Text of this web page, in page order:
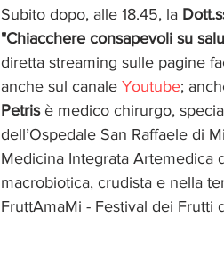
Subito dopo, alle 18.45, la
"Chiacchere consapevoli su
diretta streaming sulle pagine
anche sul canale Youtube;
Petris è medico chirurgo,
dell’Ospedale San Raffaele di
Medicina Integrata Artemedica
macrobiotica, crudista e nella
FruttAmaMi - Festival dei Frutti